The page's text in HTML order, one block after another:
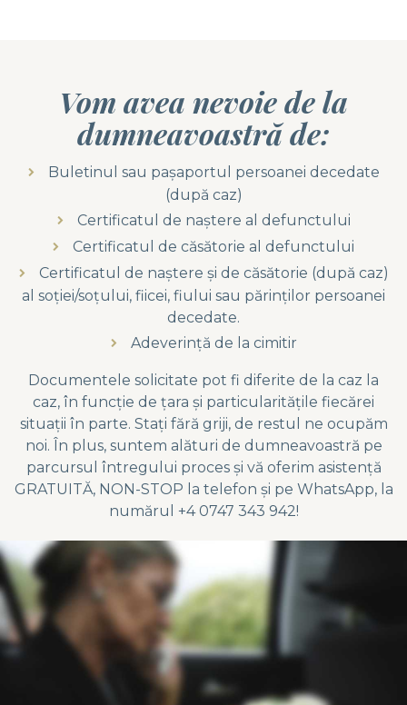
Vom avea nevoie de la
dumneavoastră de:
Buletinul sau pașaportul persoanei decedate
(după caz)
Certificatul de naștere al defunctului
Certificatul de căsătorie al defunctului
Certificatul de naștere și de căsătorie (după caz)
al soției/soțului, fiicei, fiului sau părinților persoanei
decedate.
Adeverință de la cimitir
Documentele solicitate pot fi diferite de la caz la
caz, în funcție de țara și particularitățile fiecărei
situații în parte. Stați fără griji, de restul ne ocupăm
noi. În plus, suntem alături de dumneavoastră pe
parcursul întregului proces și vă oferim asistență
GRATUITĂ, NON-STOP la telefon și pe WhatsApp, la
numărul +4 0747 343 942!